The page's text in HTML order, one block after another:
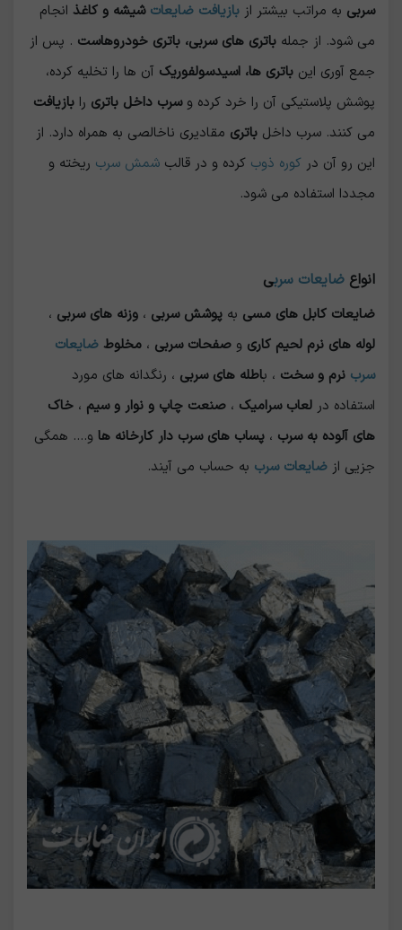
سربی به مراتب بیشتر از بازیافت ضایعات شیشه و کاغذ انجام
می شود. از جمله باتری های سربی، باتری خودروهاست . پس از
جمع آوری این باتری ها، اسیدسولفوریک آن ها را تخلیه کرده،
پوشش پلاستیکی آن را خرد کرده وسرب داخل باتری را بازیافت
می کنند. سرب داخل باتری مقادیری ناخالصی به همراه دارد. از
این رو آن در کوره ذوب کرده و در قالب شمش سرب ریخته و
مجددا استفاده می شود.
انواع ضایعات سربی
ضایعات کابل های مسی به پوشش سربی ، وزنه های سربی ،
لوله های نرم لحیم کاری و صفحات سربی ، مخلوط ضایعات
سرب نرم و سخت ، باطله های سربی ، رنگدانه های مورد
استفاده در لعاب سرامیک ، صنعت چاپ و نوار و سیم ، خاک
های آلوده به سرب ، پساب های سرب دار کارخانه ها و.... همگی
جزیی از ضایعات سرب به حساب می آیند.